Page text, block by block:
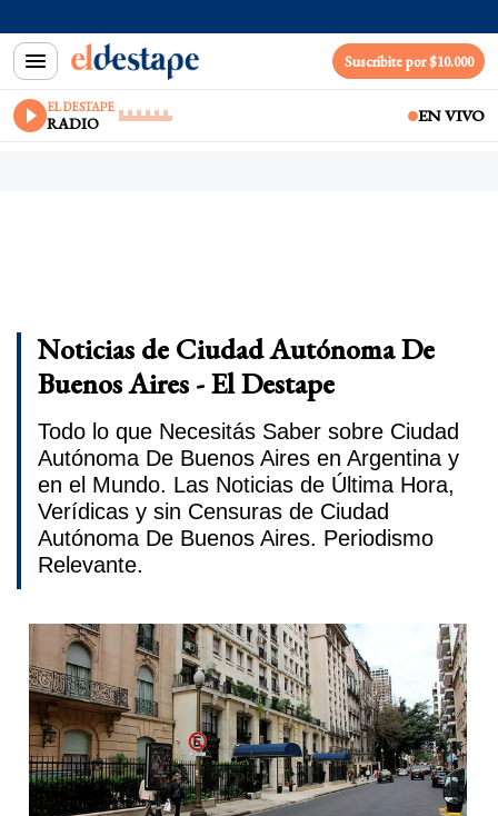
Suscribite por $10.000
EL DESTAPE
RADIO EN VIVO
Noticias de Ciudad Autónoma De
Buenos Aires - El Destape
Todo lo que Necesitás Saber sobre Ciudad
Autónoma De Buenos Aires en Argentina y
en el Mundo. Las Noticias de Última Hora,
Verídicas y sin Censuras de Ciudad
Autónoma De Buenos Aires. Periodismo
Relevante.